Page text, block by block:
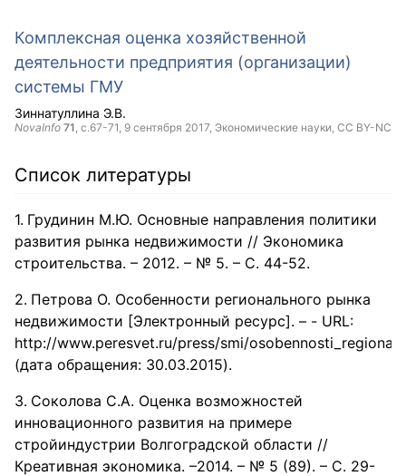
Комплексная оценка хозяйственной
деятельности предприятия (организации)
системы ГМУ
Зиннатуллина Э.В.
NovaInfo 71, с.67-71, 9 сентября 2017, Экономические науки, CC BY-NC
Список литературы
Грудинин М.Ю. Основные направления политики
развития рынка недвижимости // Экономика
строительства. – 2012. – № 5. – С. 44-52.
Петрова О. Особенности регионального рынка
недвижимости [Электронный ресурс]. – - URL:
http://www.peresvet.ru/press/smi/
(дата обращения: 30.03.2015).
Соколова С.А. Оценка возможностей
инновационного развития на примере
стройиндустрии Волгоградской области //
Креативная экономика. –2014. – № 5 (89). – С. 29-